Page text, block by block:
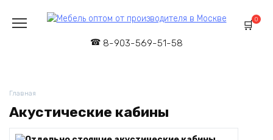
содержанию
8-903-569-51-58
0
Главная
Акустические кабины